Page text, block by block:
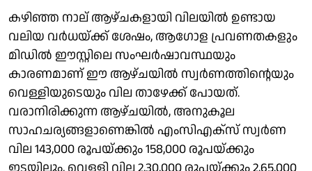
കഴിഞ്ഞ നാല് ആഴ്ചകളായി വിലയില്‍ ഉണ്ടായ
വലിയ വര്‍ധയ്ക്ക്‌ ശേഷം, ആഗോള പ്രവണതകളും
മിഡില്‍ ഈസ്റ്റിലെ സംഘര്‍ഷാവസ്ഥയും
കാരണമാണ് ഈ ആഴ്ചയില്‍ സ്വര്‍ണത്തിന്റെയും
വെള്ളിയുടെയും വില താഴേക്ക് പോയത്.
വരാനിരിക്കുന്ന ആഴ്ചയില്‍, അനുകൂല
സാഹചര്യങ്ങളാണെങ്കില്‍ എംസിഎക്‌സ് സ്വര്‍ണ
വില 143,000 രൂപയ്ക്കും 158,000 രൂപയ്ക്കും
ഇടയിലും, വെള്ളി വില 2,30,000 രൂപയ്ക്കും 2,65,000